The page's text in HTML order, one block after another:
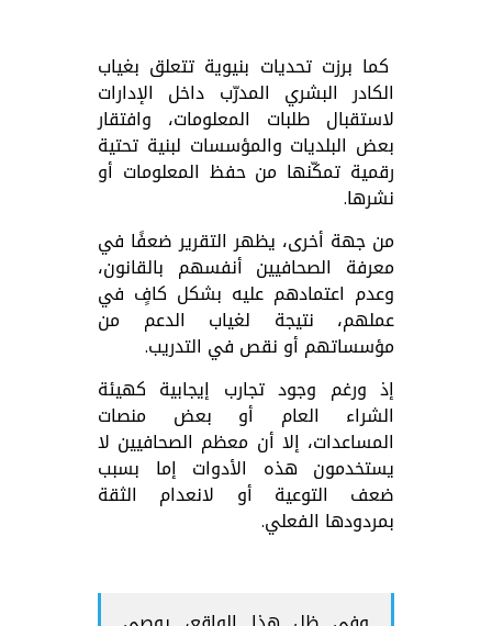
كما برزت تحديات بنيوية تتعلق بغياب
الكادر البشري المدرّب داخل الإدارات
لاستقبال طلبات المعلومات، وافتقار
بعض البلديات والمؤسسات لبنية تحتية
رقمية تمكّنها من حفظ المعلومات أو
نشرها.
من جهة أخرى، يظهر التقرير ضعفًا في
معرفة الصحافيين أنفسهم بالقانون،
وعدم اعتمادهم عليه بشكل كافٍ في
عملهم، نتيجة لغياب الدعم من
مؤسساتهم أو نقص في التدريب.
إذ ورغم وجود تجارب إيجابية كهيئة
الشراء العام أو بعض منصات
المساعدات، إلا أن معظم الصحافيين لا
يستخدمون هذه الأدوات إما بسبب
ضعف التوعية أو لانعدام الثقة
بمردودها الفعلي.